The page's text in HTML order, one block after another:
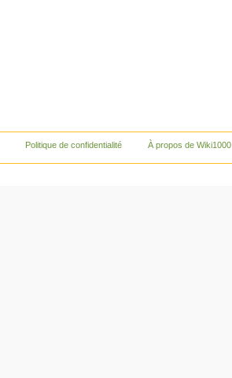
Politique de confidentialité À propos de Wiki1000